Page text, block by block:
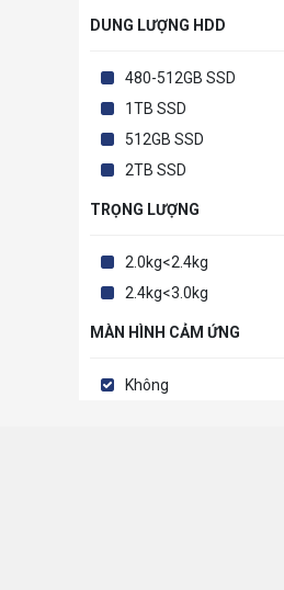
DUNG LƯỢNG HDD
480-512GB SSD
1TB SSD
512GB SSD
2TB SSD
TRỌNG LƯỢNG
2.0kg<2.4kg
2.4kg<3.0kg
MÀN HÌNH CẢM ỨNG
Không